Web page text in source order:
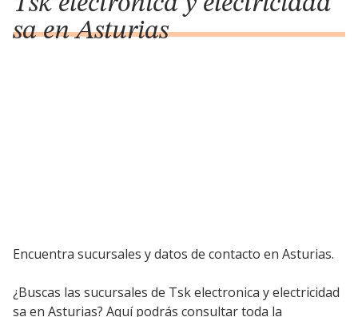
sa en Asturias
Encuentra sucursales y datos de contacto en Asturias.
¿Buscas las sucursales de Tsk electronica y electricidad
sa en Asturias? Aquí podrás consultar toda la